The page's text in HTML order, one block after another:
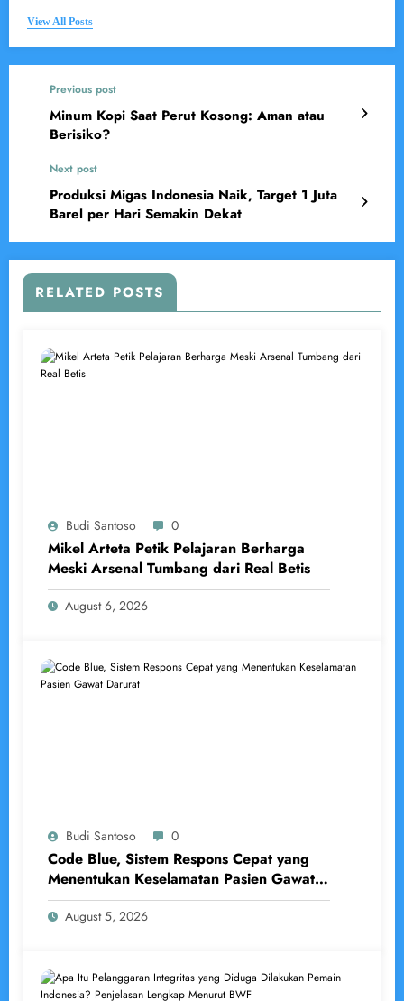
View All Posts
Previous post
Minum Kopi Saat Perut Kosong: Aman atau
Berisiko?
Next post
Produksi Migas Indonesia Naik, Target 1 Juta
Barel per Hari Semakin Dekat
RELATED POSTS
Budi Santoso 0
Mikel Arteta Petik Pelajaran Berharga
Meski Arsenal Tumbang dari Real Betis
August 6, 2026
Budi Santoso 0
Code Blue, Sistem Respons Cepat yang
Menentukan Keselamatan Pasien Gawat
Darurat
August 5, 2026